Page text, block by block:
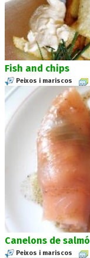
Fish and chips
Peixos i mariscos
Canelons de salmó
Peixos i mariscos